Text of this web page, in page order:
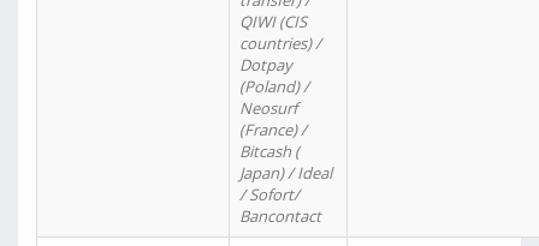
QIWI (CIS
countries) /
Dotpay
(Poland) /
Neosurf
(France) /
Bitcash (
Japan) / Ideal
/ Sofort/
Bancontact